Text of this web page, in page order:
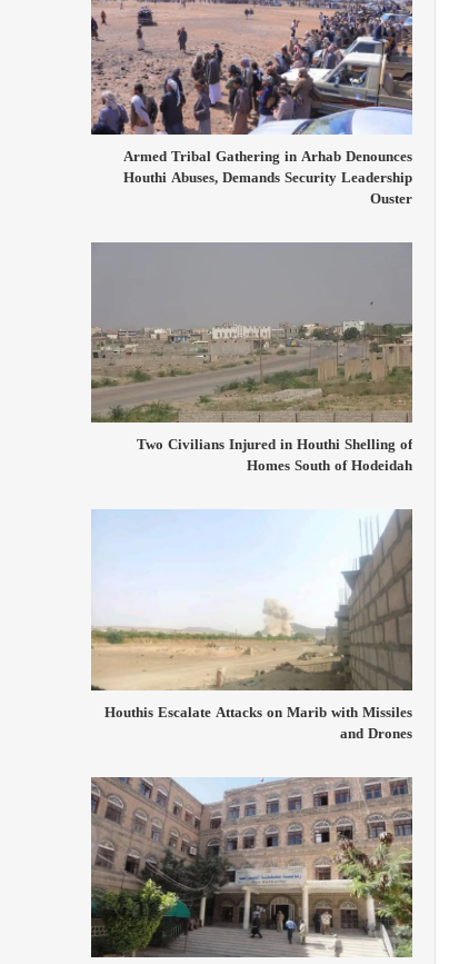
Armed Tribal Gathering in Arhab Denounces
Houthi Abuses, Demands Security Leadership
Ouster
Two Civilians Injured in Houthi Shelling of
Homes South of Hodeidah
Houthis Escalate Attacks on Marib with Missiles
and Drones